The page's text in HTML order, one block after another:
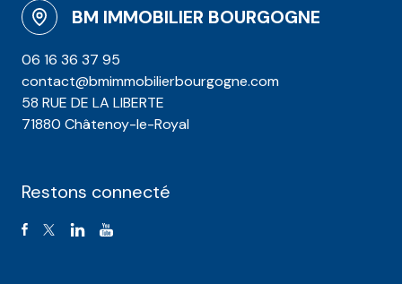
BM IMMOBILIER BOURGOGNE
06 16 36 37 95
contact@bmimmobilierbourgogne.com
58 RUE DE LA LIBERTE
71880 Châtenoy-le-Royal
Restons connecté